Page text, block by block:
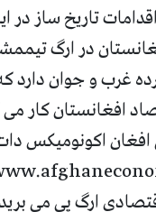
تاریخ ساز در
در ارگ
غرب و جوان دارد
افغانستان کار
افغان اکونومیکس
ارگ پی می